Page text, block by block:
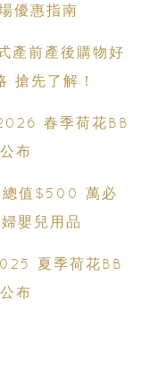
優惠指南
產前產後購物好
搶先了解！
春季荷花BB
布
總值$500 萬必
嬰兒用品
夏季荷花BB
布